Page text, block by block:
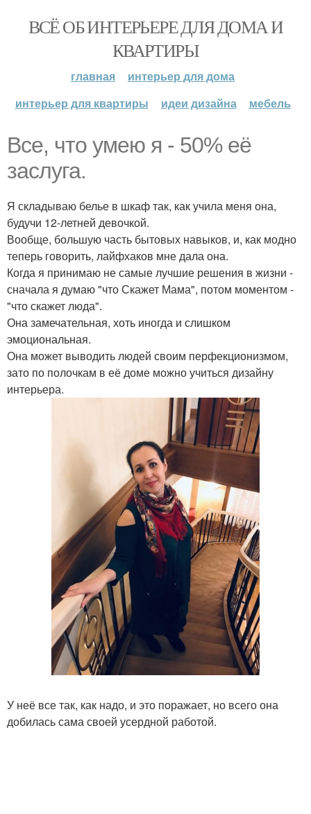
ВСЁ ОБ ИНТЕРЬЕРЕ ДЛЯ ДОМА И
КВАРТИРЫ
главная
интерьер для дома
интерьер для квартиры
идеи дизайна мебель
Все, что умею я - 50% её
заслуга.
Я складываю белье в шкаф так, как учила меня она,
будучи 12-летней девочкой.
Вообще, большую часть бытовых навыков, и, как модно
теперь говорить, лайфхаков мне дала она.
Когда я принимаю не самые лучшие решения в жизни -
сначала я думаю "что Скажет Мама", потом моментом -
"что скажет люда".
Она замечательная, хоть иногда и слишком
эмоциональная.
Она может выводить людей своим перфекционизмом,
зато по полочкам в её доме можно учиться дизайну
интерьера.
У неё все так, как надо, и это поражает, но всего она
добилась сама своей усердной работой.